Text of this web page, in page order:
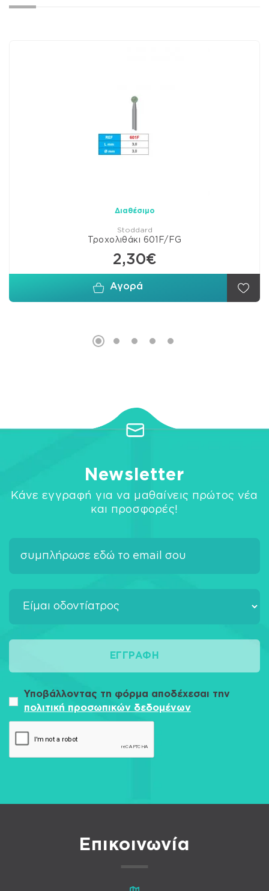
Διαθέσιμο
Stoddard
Τροχολιθάκι 601F/FG
2,30€
Αγορά
Newsletter
Κάνε εγγραφή για να μαθαίνεις πρώτος νέα
και προσφορές!
ΕΓΓΡΑΦΉ
Υποβάλλοντας τη φόρμα αποδέχεσαι την
πολιτική προσωπικών δεδομένων
Επικοινωνία